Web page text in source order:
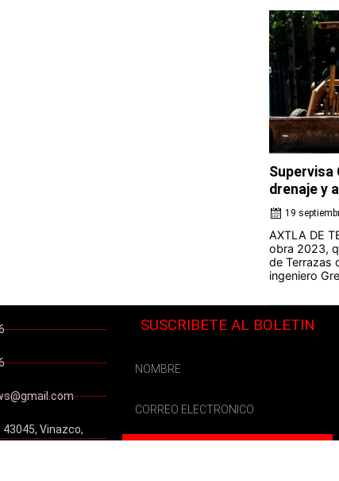
Supervisa
drenaje y
19
AXTLA DE
obra 2023,
de Terrazas
ingeniero
43045, Vinazco,
SUSCRIBETE AL BOLETIN